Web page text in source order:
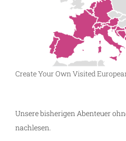
Create Your Own Visited
Unsere bisherigen Abenteuer
nachlesen.